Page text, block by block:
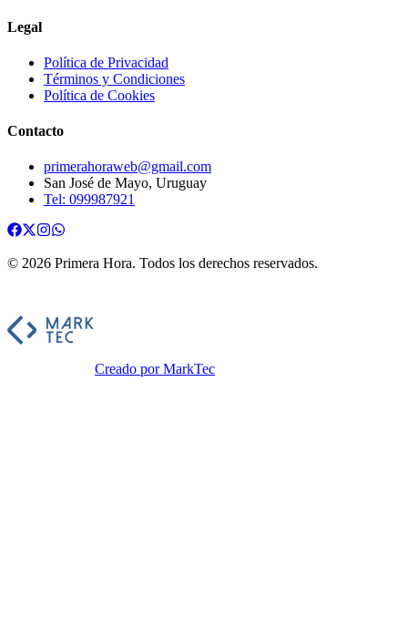
Legal
Política de Privacidad
Términos y Condiciones
Política de Cookies
Contacto
primerahoraweb@gmail.com
San José de Mayo, Uruguay
Tel: 099987921
© 2026 Primera Hora. Todos los derechos reservados.
Creado por MarkTec